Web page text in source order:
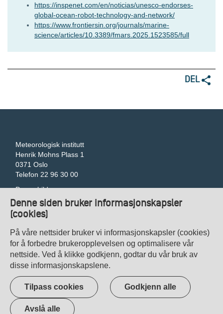
Denne siden bruker informasjonskapsler
(cookies)
På våre nettsider bruker vi informasjonskapsler (cookies)
for å forbedre brukeropplevelsen og optimalisere vår
nettside. Ved å klikke godkjenn, godtar du vår bruk av
disse informasjonskapslene.
Tilpass cookies Godkjenn alle
Avslå alle
https://inspenet.com/en/noticias/unesco-endorses-
global-ocean-robot-technology-and-network/
https://www.frontiersin.org/journals/marine-
science/articles/10.3389/fmars.2025.1523585/full
DEL
Meteorologisk institutt
Henrik Mohns Plass 1
0371 Oslo
Telefon 22 96 30 00
Pressebilder
Tilgjengelegheitserklæring
Gi tilbakemelding om universell utforming
Veibeskrivelse
Kontakt oss
Personvern